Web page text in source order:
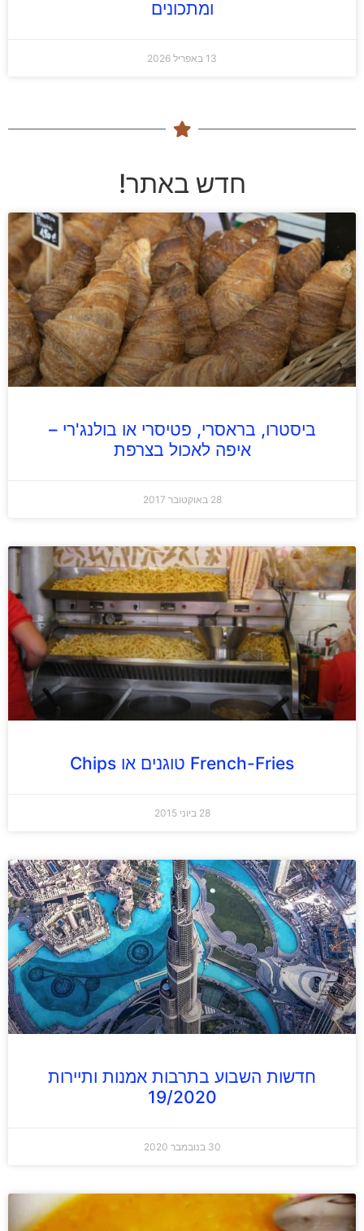
ומתכונים
13 באפריל 2026
חדש באתר!
ביסטרו, בראסרי, פטיסרי או בולנג'רי –
איפה לאכול בצרפת
28 באוקטובר 2017
French-Fries טוגנים או Chips
28 ביוני 2015
חדשות השבוע בתרבות אמנות ותיירות
19/2020
30 בנובמבר 2020